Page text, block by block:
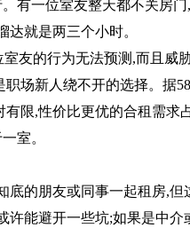
有一位室友整天都不关房
达就是两三个小时。
友的行为无法预测,而且威
场新人绕不开的选择。据
限,性价比更优的合租需
室。
底的朋友或同事一起租房,
能避开一些坑;如果是中介